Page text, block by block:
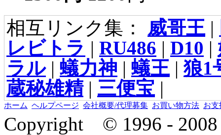
相互リンク集： 威哥王|
レビトラ | RU486 | D10 |
ラル| 蟻力神 | 蟻王|狼1
蔵秘雄精| 三便宝 |
ホーム ヘルプページ 会社概要/代理募集 お買い物方法 お支
Copyright © 1996 -